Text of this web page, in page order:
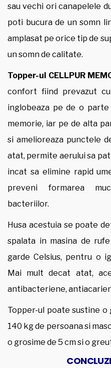
sau vechi ori canapelele
poti bucura de un somn
amplasat pe orice tip de
un somn de calitate.
Topper-ul CELLPUR
confort fiind prevazut
inglobeaza pe de o
memorie, iar pe de alta
si amelioreaza punctele
atat, permite aerului sa
incat sa elimine rapid
preveni formarea
bacteriilor.
Husa acestuia se poate
spalata in masina de
garde Celsius, pentru o
Mai mult decat atat,
antibacteriene,
Topper-ul poate sustine
140 kg de persoana si
o grosime de 5 cm si o